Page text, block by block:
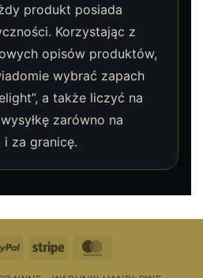
produkt posiada
Korzystając z
opisów produktów,
wybrać zapach
a także liczyć na
zarówno na
i za granicę.
PayPal Pasek